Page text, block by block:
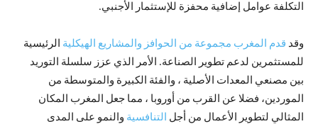
التكلفة عوامل إضافية محفزة للإستثمار الأجنبي.
وقد قدم المغرب مجموعة من الحوافز والمشاريع الهيكلية الرئيسية
للمستثمرين لدعم تطوير الصناعة. الأمر الذي عزز سلسلة التوريد
بين مصنعي المعدات الأصلية ، والفئة الكبيرة والمتوسطة من
الموردين، فضلا عن القرب من أوروبا ، مما جعل المغرب المكان
المثالي لتطوير الأعمال من أجل التنافسية والنمو على المدى